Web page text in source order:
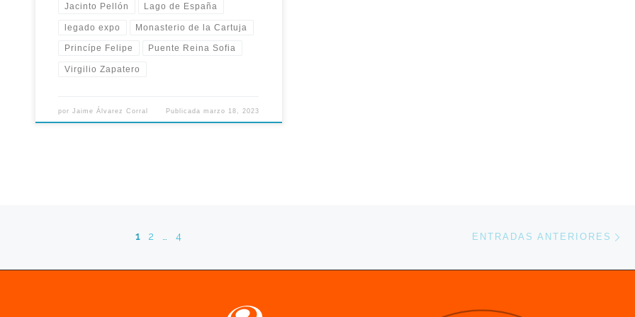
Jacinto Pellón Lago de España
legado expo Monasterio de la Cartuja
Princípe Felipe Puente Reina Sofia
Virgilio Zapatero
porJaime Álvarez Corral Publicada marzo 18, 2023
1 2 … 4 ENTRADAS ANTERIORES